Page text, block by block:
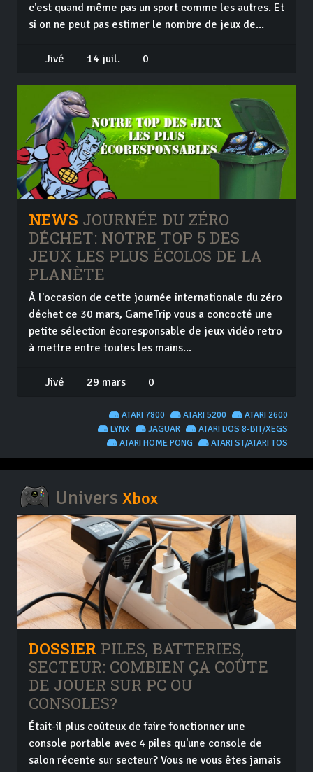
c'est quand même pas un sport comme les autres. Et
si on ne peut pas estimer le nombre de jeux de...
Jivé 14 juil. 0
NEWS JOURNÉE DU ZÉRO
DÉCHET: NOTRE TOP 5 DES
JEUX LES PLUS ÉCOLOS DE LA
PLANÈTE
À l'occasion de cette journée internationale du zéro
déchet ce 30 mars, GameTrip vous a concocté une
petite sélection écoresponsable de jeux vidéo retro
à mettre entre toutes les mains...
Jivé 29 mars 0
ATARI 2600
ATARI 5200
ATARI 7800
ATARI DOS 8-BIT/XEGS
JAGUAR
LYNX
ATARI ST/ATARI TOS
ATARI HOME PONG
Univers Xbox
DOSSIER PILES, BATTERIES,
SECTEUR: COMBIEN ÇA COÛTE
DE JOUER SUR PC OU
CONSOLES?
Était-il plus coûteux de faire fonctionner une
console portable avec 4 piles qu'une console de
salon récente sur secteur? Vous ne vous êtes jamais